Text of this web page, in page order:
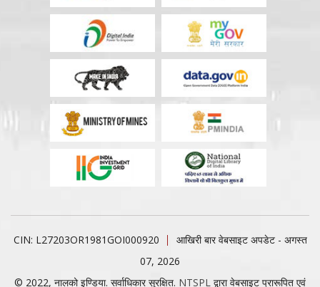
CIN: L27203OR1981GOI000920
आखिरी बार वेबसाइट अपडेट - अगस्त
07, 2026
© 2022, नालको इण्डिया. सर्वाधिकार सुरक्षित. NTSPL द्वारा वेबसाइट प्रारूपित एवं